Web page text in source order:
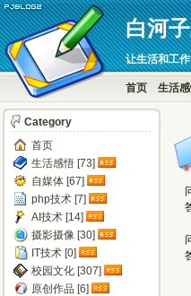
白河
让生活和工
首页 生活
Category
首页
生活感悟 [73]
自媒体 [67]
php技术 [7]
AI技术 [14]
摄影摄像 [30]
IT技术 [0]
校园文化 [307]
原创作品 [6]